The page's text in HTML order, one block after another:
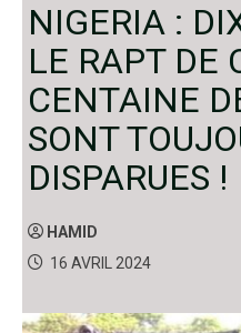
NIGERIA :
LE RAPT DE
CENTAINE
SONT
DISPARUES !
HAMID
16 AVRIL 2024